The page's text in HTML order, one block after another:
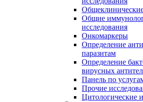
Общие
исследования
Онкомаркеры
Определение
паразитам
Определение
вирусных антител
Панель по
Прочие
Цитологические